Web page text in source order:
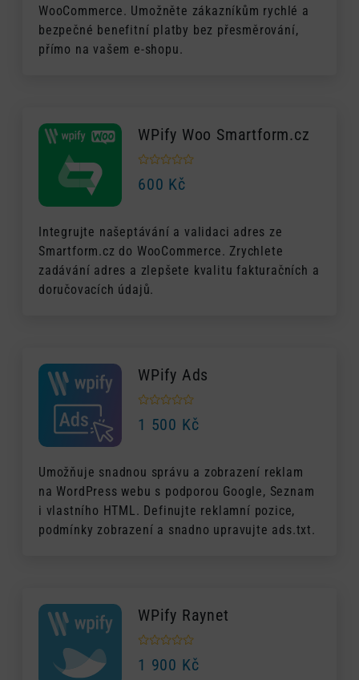
WooCommerce. Umožněte zákazníkům rychlé a
bezpečné benefitní platby bez přesměrování,
přímo na vašem e-shopu.
WPify Woo Smartform.cz
600 Kč
Integrujte našeptávání a validaci adres ze
Smartform.cz do WooCommerce. Zrychlete
zadávání adres a zlepšete kvalitu fakturačních a
doručovacích údajů.
WPify Ads
1 500 Kč
Umožňuje snadnou správu a zobrazení reklam
na WordPress webu s podporou Google, Seznam
i vlastního HTML. Definujte reklamní pozice,
podmínky zobrazení a snadno upravujte ads.txt.
WPify Raynet
1 900 Kč